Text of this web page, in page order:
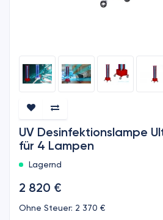
UV Desinfektionslampe
für 4 Lampen
Lagernd
2 820 €
Ohne Steuer: 2 370 €